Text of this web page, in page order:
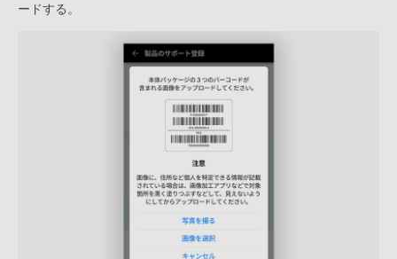
ードする。